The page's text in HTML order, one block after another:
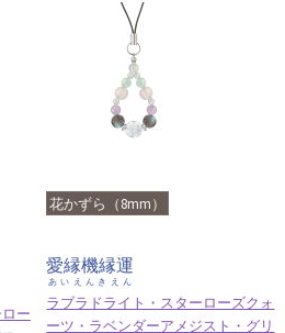
ー
花かずら（8mm）
愛縁機縁運
あいえんきえん
ラブラドライト・スターローズクォ
ーツ・ラベンダーアメジスト・グリ